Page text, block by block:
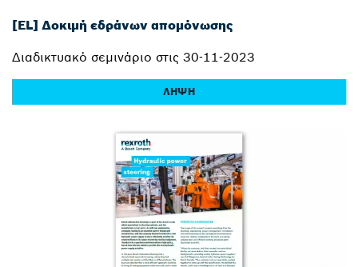
[EL] Δοκιμή εδράνων απομόνωσης
Διαδικτυακό σεμινάριο στις 30-11-2023
ΛΉΨΗ